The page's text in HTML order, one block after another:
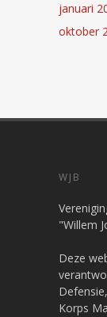
januari
oktober
WJB
"Willem
Deze
Korps